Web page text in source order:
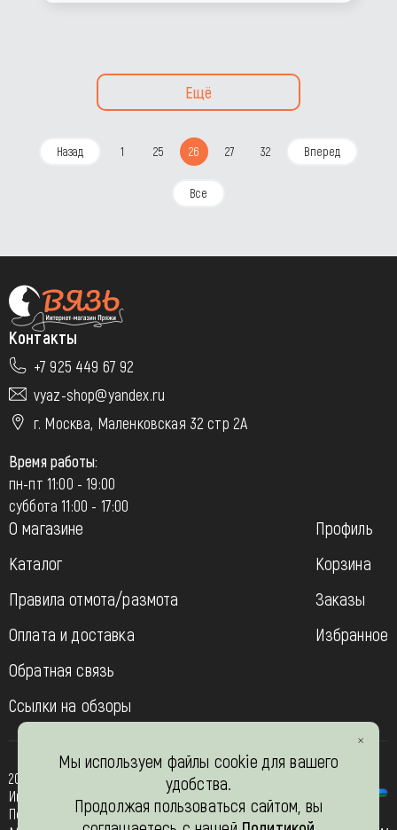
Ещё
Назад 1 25 26 27 32 Вперед
Все
Контакты
+7 925 449 67 92
vyaz-shop@yandex.ru
г. Москва, Маленковская 32 стр 2А
Время работы:
пн-пт 11:00 - 19:00
суббота 11:00 - 17:00
О магазине
Каталог
Правила отмота/размота
Оплата и доставка
Обратная связь
Ссылки на обзоры
Профиль
Корзина
Заказы
Избранное
2013-2026
Интернет- магазин “Вязь-шоп”
Политика конфиденциальности
Мы используем файлы cookie для вашего
удобства.
Продолжая пользоваться сайтом, вы